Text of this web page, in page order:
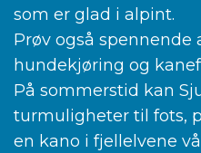
som er glad i alpint.
Prøv også
hundekjøring og
På sommerstid kan
turmuligheter til fots,
en kano i fjellelvene